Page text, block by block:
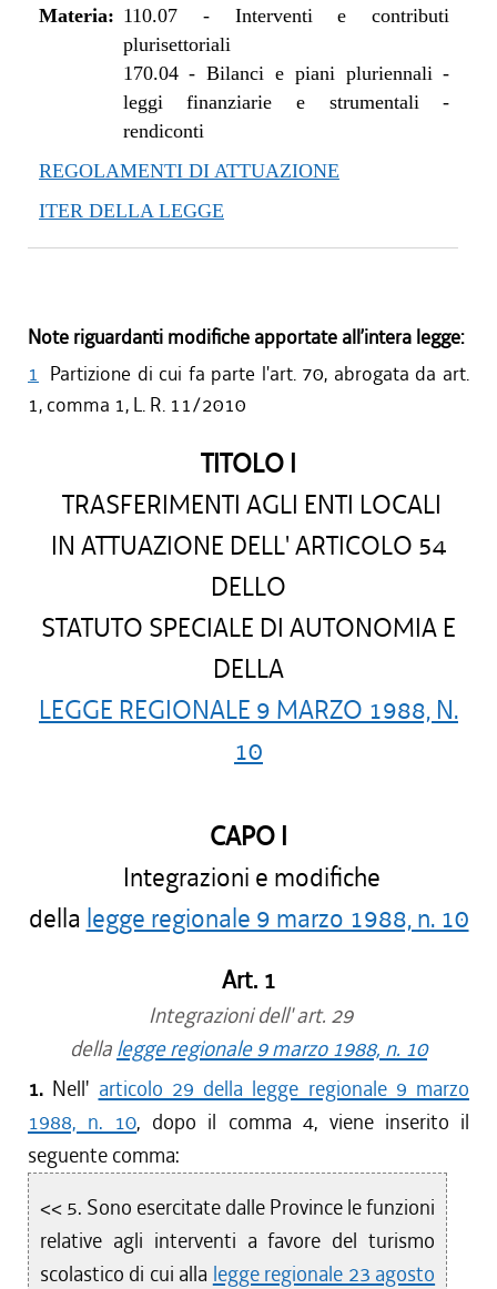
Materia: 110.07- Interventi e contributi
plurisettoriali
170.04-Bilanci e piani pluriennali -
leggi finanziarie e strumentali -
rendiconti
REGOLAMENTI DI ATTUAZIONE
ITER DELLA LEGGE
Note riguardanti modifiche apportate all’intera legge:
1 Partizione di cui fa parte l'art. 70, abrogata da art.
1, comma 1, L. R. 11/2010
TITOLO I
TRASFERIMENTI AGLI ENTI LOCALI
IN ATTUAZIONE DELL' ARTICOLO 54
DELLO
STATUTO SPECIALE DI AUTONOMIA E
DELLA
LEGGE REGIONALE 9 MARZO 1988, N.
10
CAPO I
Integrazioni e modifiche
della legge regionale 9 marzo 1988, n. 10
Art. 1
Integrazioni dell' art. 29
della legge regionale 9 marzo 1988, n. 10
1. Nell' articolo 29 della legge regionale 9 marzo
1988, n. 10, dopo il comma 4, viene inserito il
seguente comma:
<< 5. Sono esercitate dalle Province le funzioni
relative agli interventi a favore del turismo
scolastico di cui alla legge regionale 23 agosto